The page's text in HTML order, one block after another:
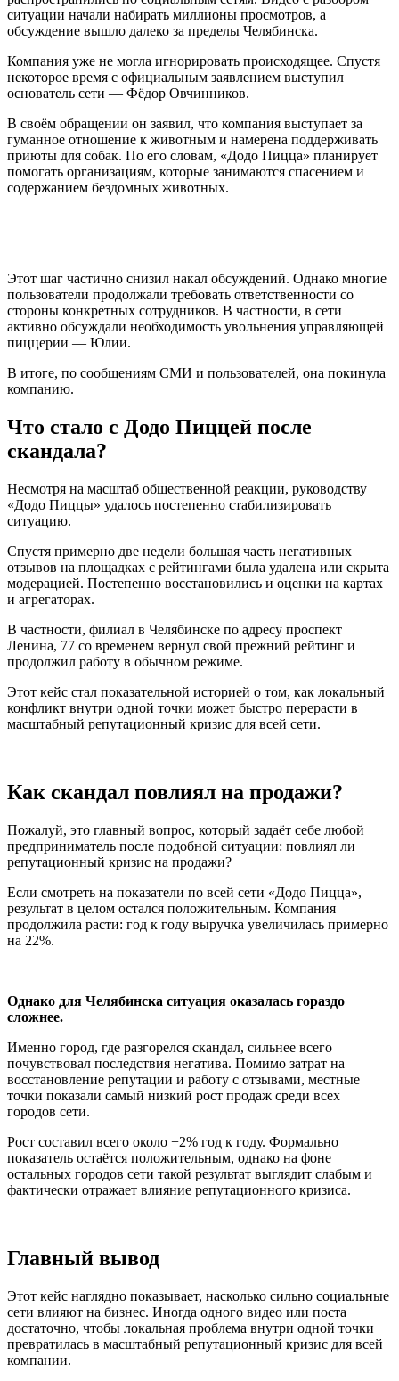
ситуации начали набирать миллионы просмотров, а
обсуждение вышло далеко за пределы Челябинска.
Компания уже не могла игнорировать происходящее. Спустя
некоторое время с официальным заявлением выступил
основатель сети — Фёдор Овчинников.
В своём обращении он заявил, что компания выступает за
гуманное отношение к животным и намерена поддерживать
приюты для собак. По его словам, «Додо Пицца» планирует
помогать организациям, которые занимаются спасением и
содержанием бездомных животных.
Этот шаг частично снизил накал обсуждений. Однако многие
пользователи продолжали требовать ответственности со
стороны конкретных сотрудников. В частности, в сети
активно обсуждали необходимость увольнения управляющей
пиццерии — Юлии.
В итоге, по сообщениям СМИ и пользователей, она покинула
компанию.
Что стало с Додо Пиццей после
скандала?
Несмотря на масштаб общественной реакции, руководству
«Додо Пиццы» удалось постепенно стабилизировать
ситуацию.
Спустя примерно две недели большая часть негативных
отзывов на площадках с рейтингами была удалена или скрыта
модерацией. Постепенно восстановились и оценки на картах
и агрегаторах.
В частности, филиал в Челябинске по адресу проспект
Ленина, 77 со временем вернул свой прежний рейтинг и
продолжил работу в обычном режиме.
Этот кейс стал показательной историей о том, как локальный
конфликт внутри одной точки может быстро перерасти в
масштабный репутационный кризис для всей сети.
Как скандал повлиял на продажи?
Пожалуй, это главный вопрос, который задаёт себе любой
предприниматель после подобной ситуации: повлиял ли
репутационный кризис на продажи?
Если смотреть на показатели по всей сети «Додо Пицца»,
результат в целом остался положительным. Компания
продолжила расти: год к году выручка увеличилась примерно
на 22%.
Однако для Челябинска ситуация оказалась гораздо
сложнее.
Именно город, где разгорелся скандал, сильнее всего
почувствовал последствия негатива. Помимо затрат на
восстановление репутации и работу с отзывами, местные
точки показали самый низкий рост продаж среди всех
городов сети.
Рост составил всего около +2% год к году. Формально
показатель остаётся положительным, однако на фоне
остальных городов сети такой результат выглядит слабым и
фактически отражает влияние репутационного кризиса.
Главный вывод
Этот кейс наглядно показывает, насколько сильно социальные
сети влияют на бизнес. Иногда одного видео или поста
достаточно, чтобы локальная проблема внутри одной точки
превратилась в масштабный репутационный кризис для всей
компании.